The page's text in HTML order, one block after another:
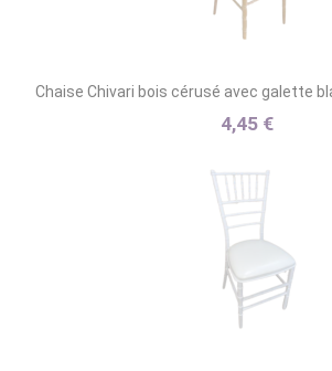
Chaise Chivari bois cérusé avec galette
4,45 €